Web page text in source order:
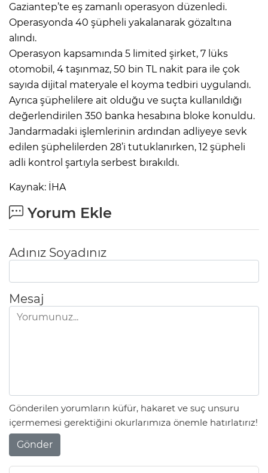
Gaziantep’te eş zamanlı operasyon düzenledi.
Operasyonda 40 şüpheli yakalanarak gözaltına
alındı.
Operasyon kapsamında 5 limited şirket, 7 lüks
otomobil, 4 taşınmaz, 50 bin TL nakit para ile çok
sayıda dijital materyale el koyma tedbiri uygulandı.
Ayrıca şüphelilere ait olduğu ve suçta kullanıldığı
değerlendirilen 350 banka hesabına bloke konuldu.
Jandarmadaki işlemlerinin ardından adliyeye sevk
edilen şüphelilerden 28’i tutuklanırken, 12 şüpheli
adli kontrol şartıyla serbest bırakıldı.
Kaynak: İHA
Yorum Ekle
Adınız Soyadınız
Mesaj
Gönderilen yorumların küfür, hakaret ve suç unsuru
içermemesi gerektiğini okurlarımıza önemle hatırlatırız!
Gönder